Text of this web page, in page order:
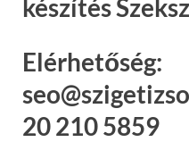
készítés
Elérhetőség:
20 210 5859